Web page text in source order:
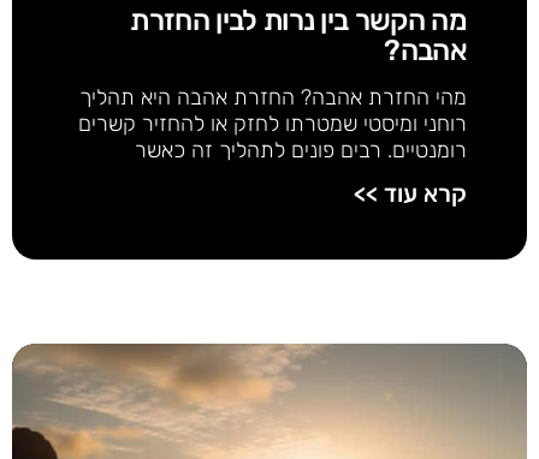
מה הקשר בין נרות לבין החזרת
אהבה?
מהי החזרת אהבה? החזרת אהבה היא תהליך
רוחני ומיסטי שמטרתו לחזק או להחזיר קשרים
רומנטיים. רבים פונים לתהליך זה כאשר
קרא עוד >>